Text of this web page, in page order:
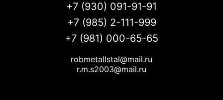
+7 (930) 091-91-91
+7 (985) 2-111-999
+7 (981) 000-65-65
robmetallstal@mail.ru
r.m.s2003@mail.ru